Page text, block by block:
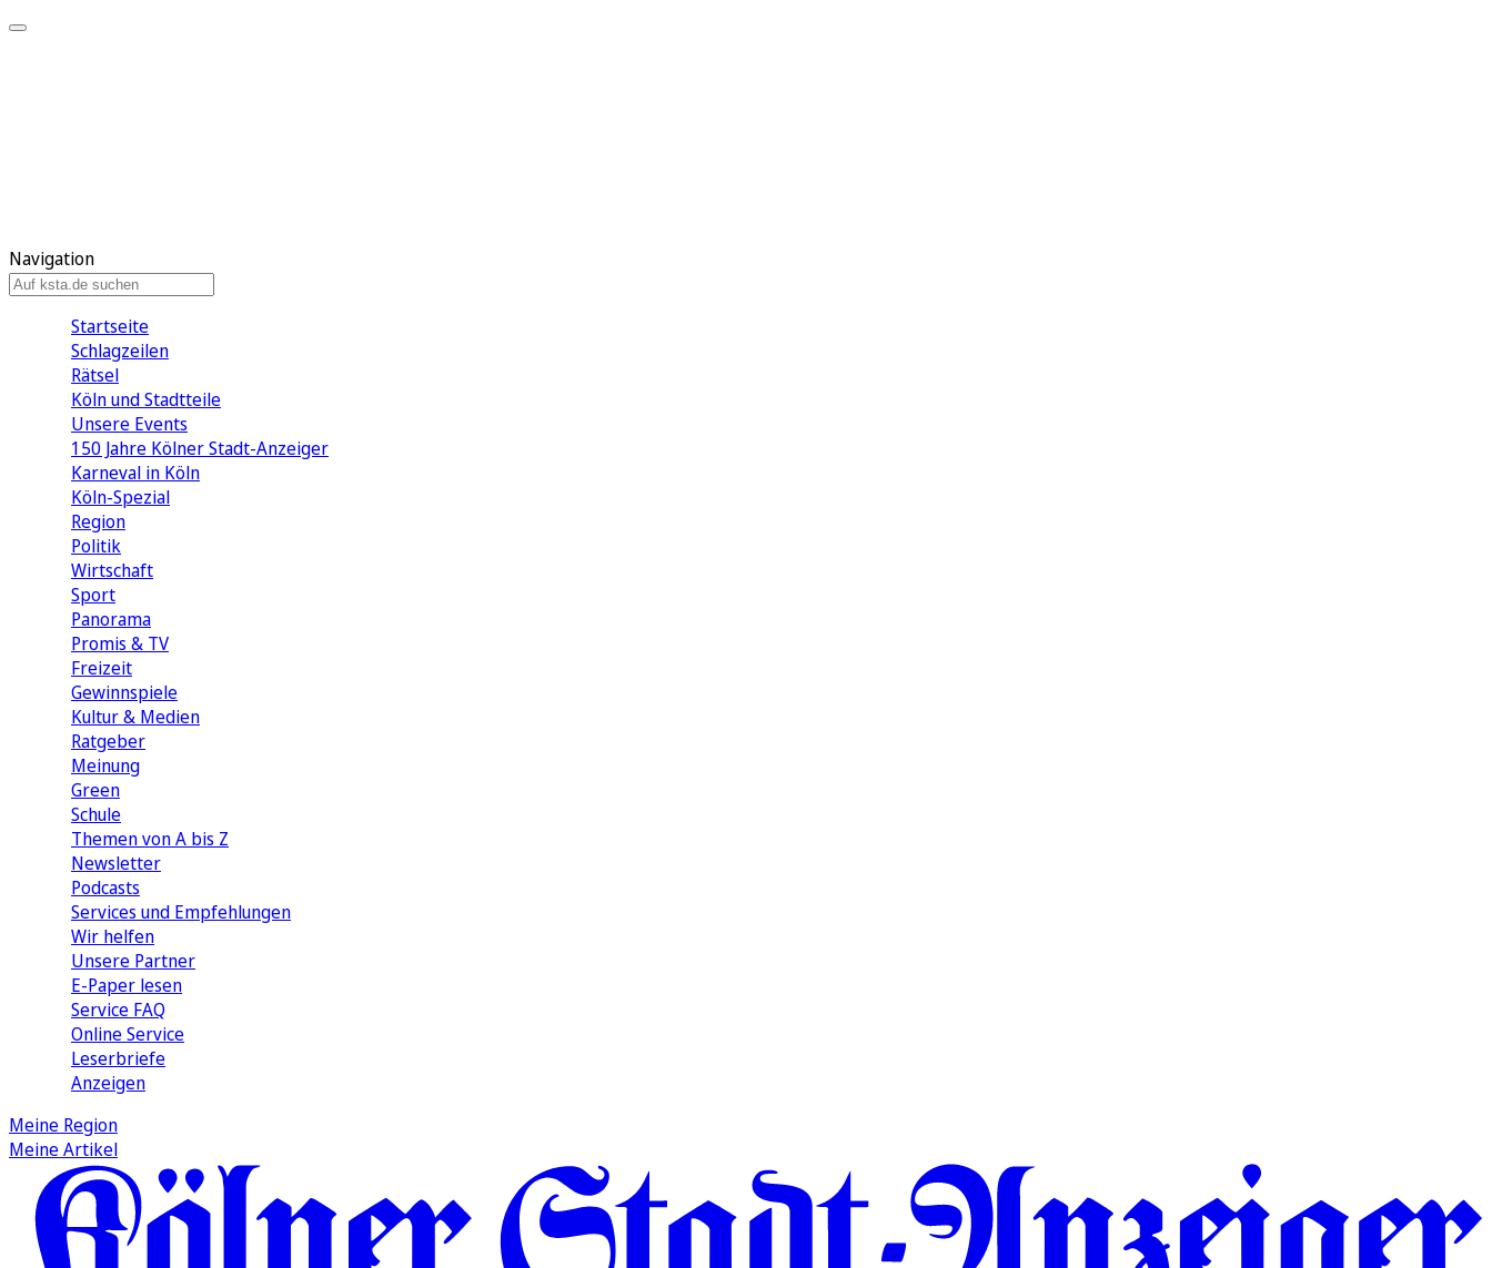
Navigation
Startseite
Schlagzeilen
Rätsel
Köln und Stadtteile
Unsere Events
150 Jahre Kölner Stadt-Anzeiger
Karneval in Köln
Köln-Spezial
Region
Politik
Wirtschaft
Sport
Panorama
Promis & TV
Freizeit
Gewinnspiele
Kultur & Medien
Ratgeber
Meinung
Green
Schule
Themen von A bis Z
Newsletter
Podcasts
Services und Empfehlungen
Wir helfen
Unsere Partner
E-Paper lesen
Service FAQ
Online Service
Leserbriefe
Anzeigen
Meine Region
Meine Artikel